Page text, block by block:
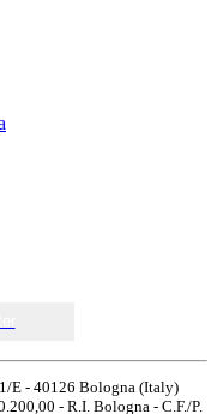
E - 40126 Bologna (Italy)
- R.I. Bologna - C.F./P.